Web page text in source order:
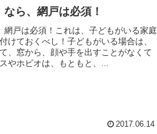
ら、網戸は必須！
戸は必須！これは、子どもがいる家庭
けておくべし！子どもがいる場合は、
、窓から、顔や手を出すことがなくて
やホビオは、もともと、...
2017.06.14